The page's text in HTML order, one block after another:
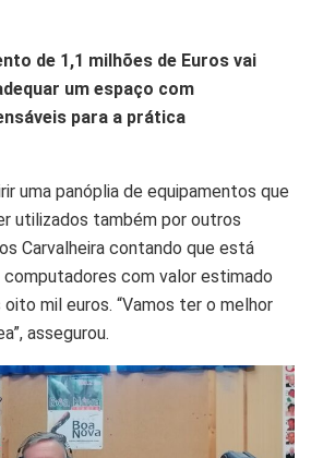
de 1,1 milhões de Euros vai
um espaço com
para a prática
uma panóplia de equipamentos que
utilizados também por outros
Carvalheira contando que está
com valor estimado
mil euros. “Vamos ter o melhor
assegurou.